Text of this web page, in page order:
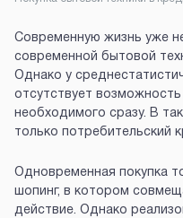
Современную жизнь уже
современной бытовой
Однако у
отсутствует
необходимого сразу. В
только потребительский
Одновременная покупка
шопинг, в котором
действие. Однако